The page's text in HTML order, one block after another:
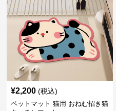
¥2,200 (税込)
ペットマット 猫用 おねむ招き猫